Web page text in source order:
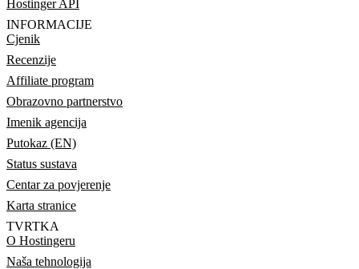
Hostinger API
INFORMACIJE
Cjenik
Recenzije
Affiliate program
Obrazovno partnerstvo
Imenik agencija
Putokaz (EN)
Status sustava
Centar za povjerenje
Karta stranice
TVRTKA
O Hostingeru
Naša tehnologija